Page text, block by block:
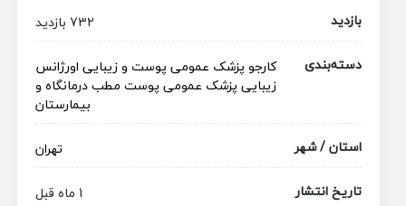
بازدید
732 بازدید
دسته‌بندی
کارجو پزشک عمومی پوست و زیبایی اورژانس
زیبایی پزشک عمومی پوست مطبدرمانگاه و
بیمارستان
استان / شهر
تهران
تاریخ انتشار
1 ماه قبل